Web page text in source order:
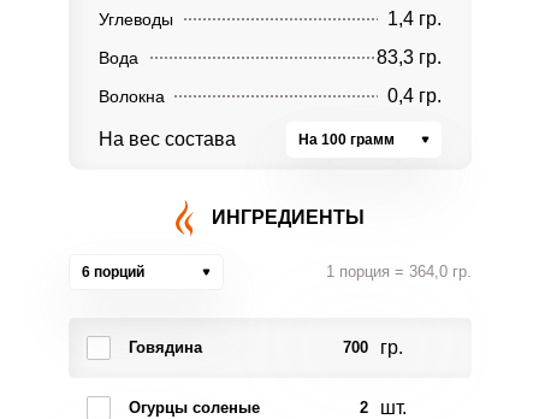
Углеводы 1,4 гр.
Вода 83,3 гр.
Волокна 0,4 гр.
На вес состава На 100 грамм
ИНГРЕДИЕНТЫ
6 порций 1 порция = 364,0 гр.
Говядина 700 гр.
Огурцы соленые 2 шт.